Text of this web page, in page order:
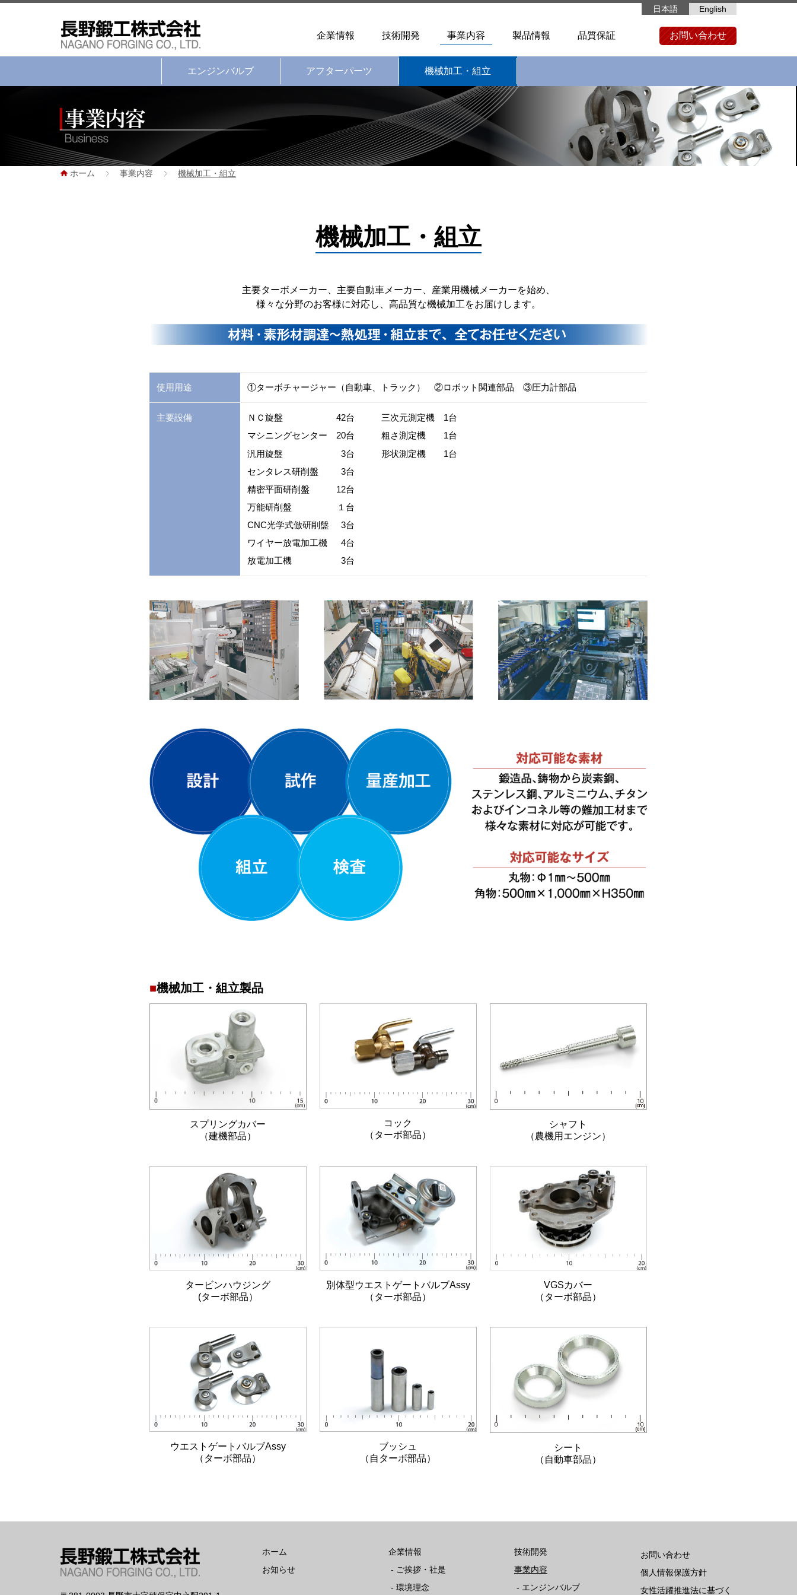
日本語 English
企業情報 技術開発 事業内容 製品情報 品質保証 お問い合わせ
エンジンバルブ アフターパーツ 機械加工・組立
ホーム 事業内容 機械加工・組立
機械加工・組立
主要ターボメーカー、主要自動車メーカー、産業用機械メーカーを始め、
様々な分野のお客様に対応し、高品質な機械加工をお届けします。
使用用途 ①ターボチャージャー（自動車、トラック） ②ロボット関連部品 ③圧力計部品
主要設備 ＮＣ旋盤
42台
マシニングセンター 20台
汎用旋盤
3台
センタレス研削盤
3台
精密平面研削盤
12台
万能研削盤
１台
CNC光学式倣研削盤
3台
ワイヤー放電加工機
4台
放電加工機
3台
三次元測定機 1台
粗さ測定機
1台
形状測定機
1台
機械加工・組立製品
スプリングカバー
（建機部品）
コック
（ターボ部品）
シャフト
（農機用エンジン）
タービンハウジング
(ターボ部品）
別体型ウエストゲートバルブAssy
（ターボ部品）
VGSカバー
（ターボ部品）
ウエストゲートバルブAssy
（ターボ部品）
ブッシュ
（自ターボ部品）
シート
（自動車部品）
ホーム
お知らせ
企業情報
- ご挨拶・社是
- 環境理念
技術開発
事業内容
- エンジンバルブ
お問い合わせ
個人情報保護方針
女性活躍推進法に基づく